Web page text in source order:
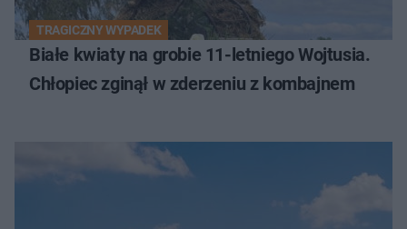
TRAGICZNY WYPADEK
Białe kwiaty na grobie 11-letniego Wojtusia.
Chłopiec zginął w zderzeniu z kombajnem